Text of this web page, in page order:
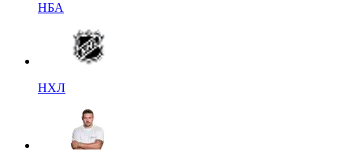
НБА
НХЛ